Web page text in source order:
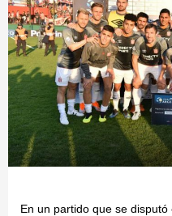
En un partido que se